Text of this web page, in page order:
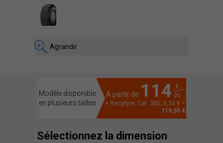
Agrandir
Modèle disponible
en plusieurs tailles
A partir de 114
€
pc
+ Recytyre, Cat. 300, 5,30 € =
119,30 €
Sélectionnez la dimension